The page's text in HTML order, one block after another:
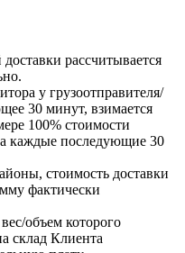
рассчитывается
у грузоотправителя/
30 минут, взимается
100% стоимости
каждые последующие 30
стоимость доставки
фактически
объем которого
склад Клиента